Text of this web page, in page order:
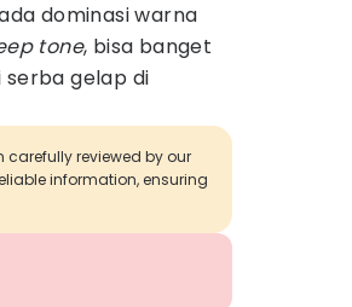
dominasi warna
tone, bisa banget
gelap di
carefully reviewed by our
information, ensuring